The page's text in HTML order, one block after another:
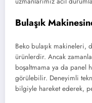
Bulaşık
Beko bulaşık makineleri,
ürünlerdir. Ancak
boşaltmama ya da panel
görülebilir. Deneyimli
bilgiyle hareket ederek,